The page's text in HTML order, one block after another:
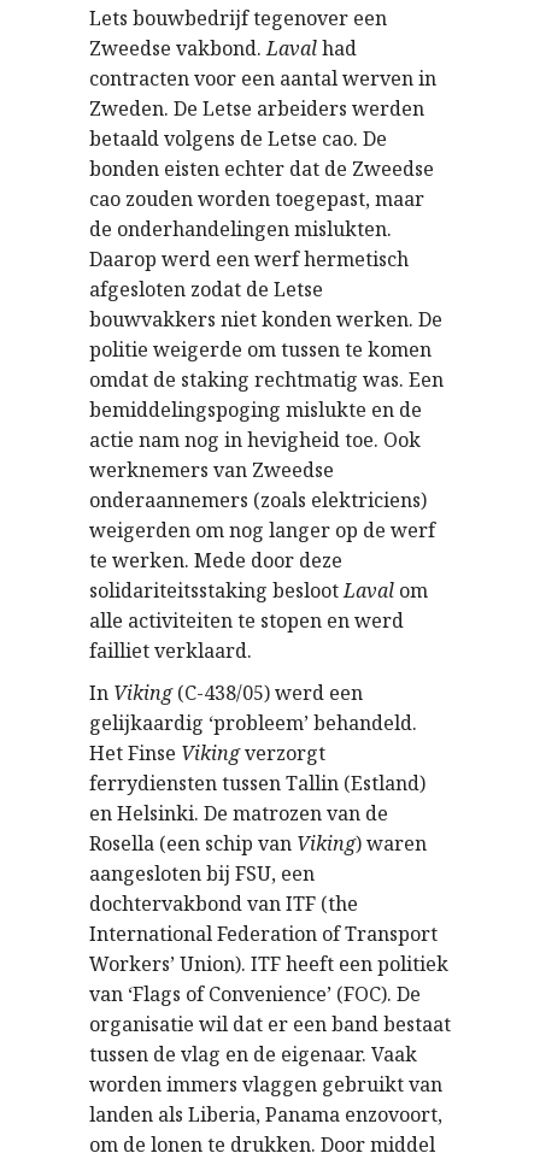
Lets bouwbedrijf tegenover een
Zweedse vakbond.Lavalhad
contracten voor een aantal werven in
Zweden. De Letse arbeiders werden
betaald volgens de Letse cao. De
bonden eisten echter dat de Zweedse
cao zouden worden toegepast, maar
de onderhandelingen mislukten.
Daarop werd een werf hermetisch
afgesloten zodat de Letse
bouwvakkers niet konden werken. De
politie weigerde om tussen te komen
omdat de staking rechtmatig was. Een
bemiddelingspoging mislukte en de
actie nam nog in hevigheid toe. Ook
werknemers van Zweedse
onderaannemers (zoals elektriciens)
weigerden om nog langer op de werf
te werken. Mede door deze
solidariteitsstaking beslootLaval om
alle activiteiten te stopen en werd
failliet verklaard.
In Viking(C-438/05) werd een
gelijkaardig ‘probleem’ behandeld.
Het Finse Vikingverzorgt
ferrydiensten tussen Tallin (Estland)
en Helsinki. De matrozen van de
Rosella (een schip van Viking) waren
aangesloten bij FSU, een
dochtervakbond van ITF (the
International Federation of Transport
Workers’ Union). ITF heeft een politiek
van ‘Flags of Convenience’ (FOC). De
organisatie wil dat er een band bestaat
tussen de vlag en de eigenaar. Vaak
worden immers vlaggen gebruikt van
landen als Liberia, Panama enzovoort,
om de lonen te drukken. Door middel